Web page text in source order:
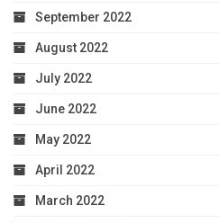
September 2022
August 2022
July 2022
June 2022
May 2022
April 2022
March 2022